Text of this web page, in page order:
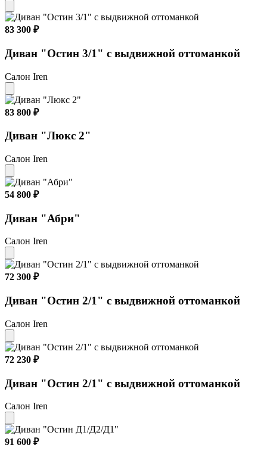
83 300 ₽
Диван "Остин 3/1" с выдвижной оттоманкой
Салон Iren
83 800 ₽
Диван "Люкс 2"
Салон Iren
54 800 ₽
Диван "Абри"
Салон Iren
72 300 ₽
Диван "Остин 2/1" с выдвижной оттоманкой
Салон Iren
72 230 ₽
Диван "Остин 2/1" с выдвижной оттоманкой
Салон Iren
91 600 ₽